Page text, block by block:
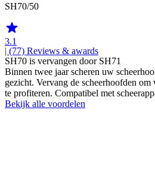
SH70/50
3.1
| (77) Reviews & awards
SH70 is vervangen door SH71
Binnen twee jaar scheren uw
gezicht. Vervang de scheerhoofden om
te profiteren. Compatibel met
Bekijk alle voordelen